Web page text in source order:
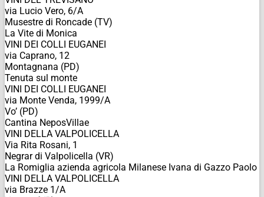
via Lucio Vero, 6/A
Musestre di Roncade (TV)
La Vite di Monica
VINI DEI COLLI EUGANEI
via Caprano, 12
Montagnana (PD)
Tenuta sul monte
VINI DEI COLLI EUGANEI
via Monte Venda, 1999/A
Vo’ (PD)
Cantina NeposVillae
VINI DELLA VALPOLICELLA
Via Rita Rosani, 1
Negrar di Valpolicella (VR)
La Romiglia azienda agricola Milanese Ivana di Gazzo Paolo
VINI DELLA VALPOLICELLA
via Brazze 1/A